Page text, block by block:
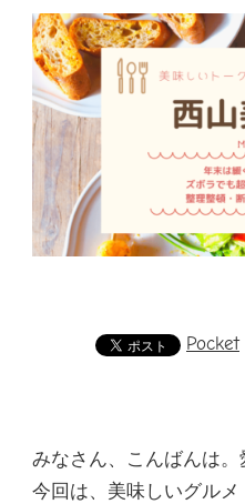
Pocket
みなさん、こんばんは。
今回は、美味しいグル